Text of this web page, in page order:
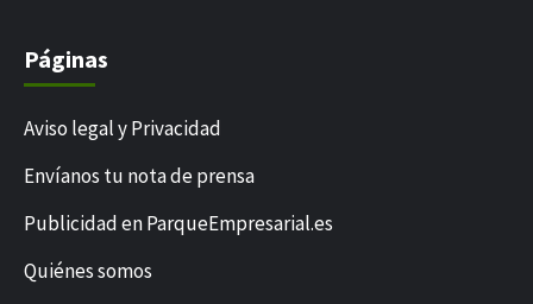
Páginas
Aviso legal y Privacidad
Envíanos tu nota de prensa
Publicidad en ParqueEmpresarial.es
Quiénes somos